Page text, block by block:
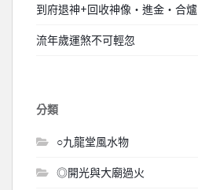
到府退神+回收神像‧進金‧合爐
流年歲運煞不可輕忽
分類
○九龍堂風水物
◎開光與大廟過火